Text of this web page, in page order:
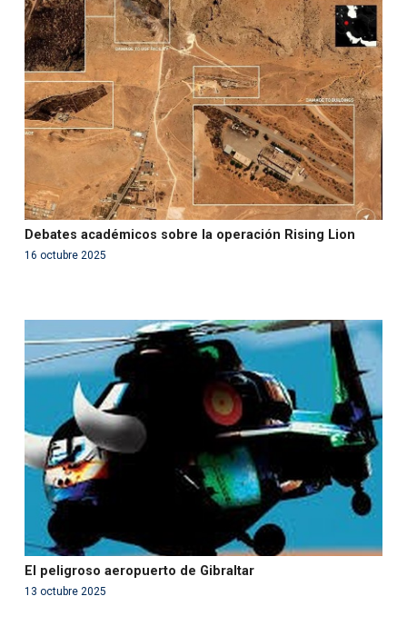
Warning: Use of undefined constant php - assumed
'php' (this will throw an Error in a future version of PHP)
in/var/www/acami.es/wp-
content/themes/fundcami/page-publicaciones.php
on line99
Debates académicos sobre la operación Rising Lion
16 octubre 2025
Warning: Use of undefined constant php - assumed
'php' (this will throw an Error in a future version of PHP)
in/var/www/acami.es/wp-
content/themes/fundcami/page-publicaciones.php
on line99
El peligroso aeropuerto de Gibraltar
13 octubre 2025